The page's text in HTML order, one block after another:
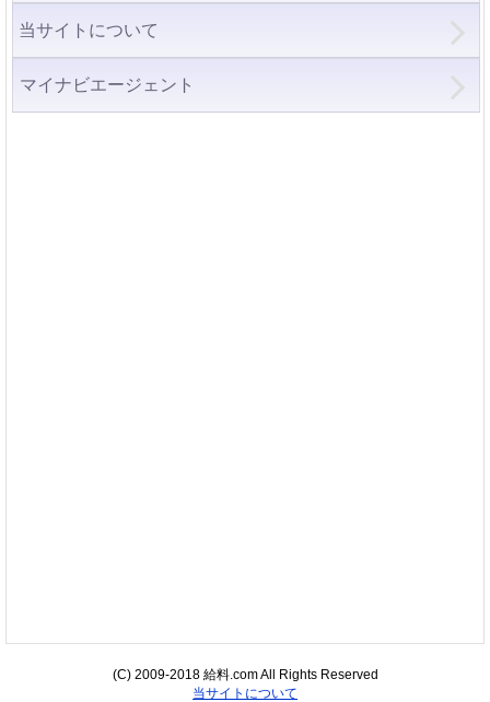
当サイトについて
マイナビエージェント
(C) 2009-2018 給料.com All Rights Reserved
当サイトについて